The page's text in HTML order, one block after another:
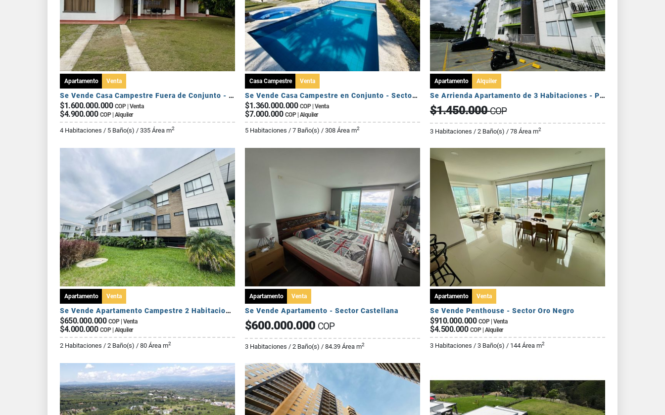
Apartamento Venta
Se Vende Casa Campestre Fuera de Conjunto - Sector Av Centenario
$1.600.000.000 COP | Venta
$4.900.000 COP | Alquiler
4 Habitaciones / 5 Baño(s) / 335 Área m2
Casa Campestre Venta
Se Vende Casa Campestre en Conjunto - Sector El Caimo
$1.360.000.000 COP | Venta
$7.000.000 COP | Alquiler
5 Habitaciones / 7 Baño(s) / 308 Área m2
Apartamento Alquiler
Se Arrienda Apartamento de 3 Habitaciones - Puerto Espejo
$1.450.000COP
3 Habitaciones / 2 Baño(s) / 78 Área m2
Apartamento Venta
Se Vende Apartamento Campestre 2 Habitaciones - Via Al Caimo
$650.000.000 COP | Venta
$4.000.000 COP | Alquiler
2 Habitaciones / 2 Baño(s) / 80 Área m2
Apartamento Venta
Se Vende Apartamento - Sector Castellana
$600.000.000 COP
3 Habitaciones / 2 Baño(s) / 84.39 Área m2
Apartamento Venta
Se Vende Penthouse - Sector Oro Negro
$910.000.000 COP | Venta
$4.500.000 COP | Alquiler
3 Habitaciones / 3 Baño(s) / 144 Área m2